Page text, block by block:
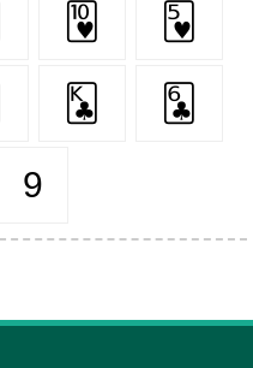
🂺 🂵
🃞 🃖
9